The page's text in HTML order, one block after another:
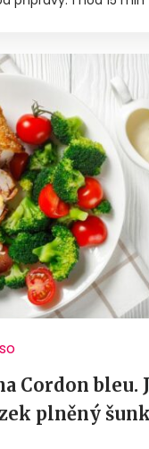
Cordon bleu.
plněný